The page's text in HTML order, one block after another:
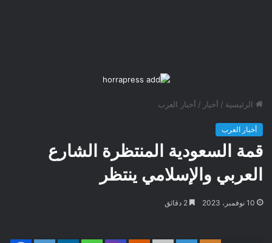
الرئيسية / أخبار / أخبار العرب
أخبار العرب
قمة السعودية المنتظرة الشارع
العربي والإسلامي ينتظر
10 نوفمبر، 2023